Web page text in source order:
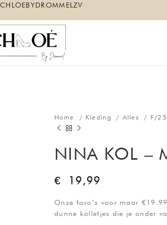
Home Kleding Alles F/
NINA KOL –
€ 19,99
Onze favo’s voor maar
dunne kolletjes die je onder